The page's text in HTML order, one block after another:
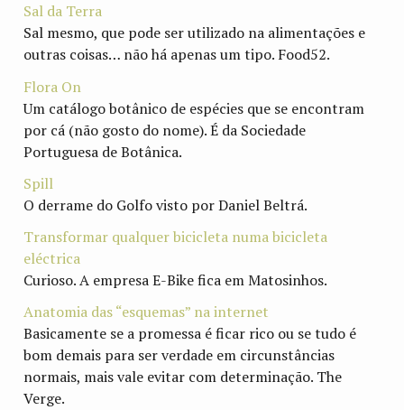
Sal da Terra
Sal mesmo, que pode ser utilizado na alimentações e
outras coisas… não há apenas um tipo. Food52.
Flora On
Um catálogo botânico de espécies que se encontram
por cá (não gosto do nome). É da Sociedade
Portuguesa de Botânica.
Spill
O derrame do Golfo visto por Daniel Beltrá.
Transformar qualquer bicicleta numa bicicleta
eléctrica
Curioso. A empresa E-Bike fica em Matosinhos.
Anatomia das “esquemas” na internet
Basicamente se a promessa é ficar rico ou se tudo é
bom demais para ser verdade em circunstâncias
normais, mais vale evitar com determinação. The
Verge.